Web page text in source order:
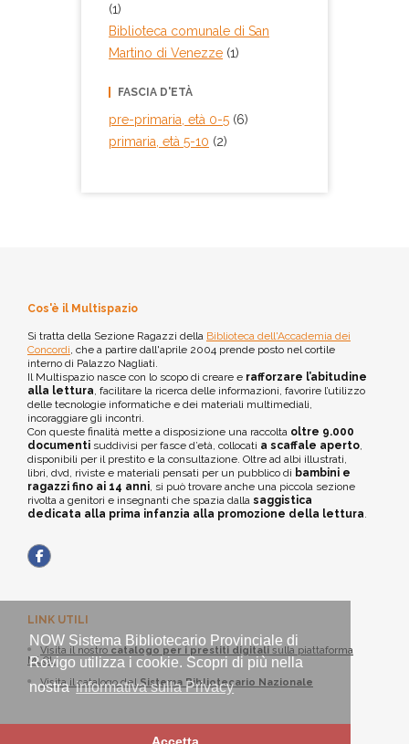
NOW Sistema Bibliotecario Provinciale di
Rovigo utilizza i cookie. Scopri di più nella
nostrainformativa sulla Privacy
10458
Premio Andersen 2022
(1)
Biblioteca comunale di San
Martino di Venezze (1)
FASCIA D'ETÀ
pre-primaria, età 0-5 (6)
primaria, età 5-10 (2)
Cos'è il Multispazio
Si tratta della Sezione Ragazzi della Biblioteca dell'Accademia dei
Concordi, che a partire dall'aprile 2004 prende posto nel cortile
interno di Palazzo Nagliati.
Il Multispazio nasce con lo scopo di creare e rafforzare l’abitudine
alla lettura, facilitare la ricerca delle informazioni, favorire l’utilizzo
delle tecnologie informatiche e dei materiali multimediali,
incoraggiare gli incontri.
Con queste finalità mette a disposizione una raccolta oltre 9.000
documenti suddivisi per fasce d’età, collocati a scaffale aperto,
disponibili per il prestito e la consultazione. Oltre ad albi illustrati,
libri, dvd, riviste e materiali pensati per un pubblico di bambini e
ragazzi fino ai 14 anni, si può trovare anche una piccola sezione
rivolta a genitori e insegnanti che spazia dalla saggistica
dedicata alla prima infanzia alla promozione della lettura.
LINK UTILI
Visita il nostro catalogo per i prestiti digitali sulla piattaforma
MLOL
Visita il catalogo delSistema Bibliotecario Nazionale